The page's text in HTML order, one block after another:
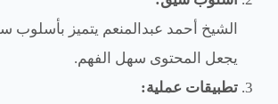
الشيخ أحمد عبدالمنعم يتميز
يجعل المحتوى سهل الفهم.
تطبيقات عملية: